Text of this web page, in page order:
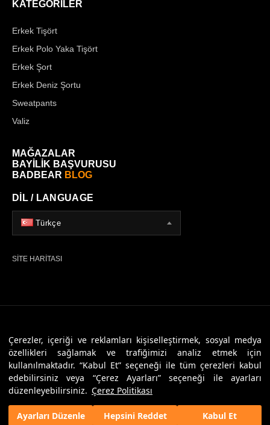
Çerezler, içeriği ve reklamları kişiselleştirmek, sosyal medya
özellikleri sağlamak ve trafiğimizi analiz etmek için
kullanılmaktadır. “Kabul Et” seçeneği ile tüm çerezleri kabul
edebilirsiniz veya “Çerez Ayarları” seçeneği ile ayarları
düzenleyebilirsiniz. Çerez Politikası
Ayarları Düzenle Hepsini Reddet Kabul Et
KATEGORİLER
Erkek Tişört
Erkek Polo Yaka Tişört
Erkek Şort
Erkek Deniz Şortu
Sweatpants
Valiz
MAĞAZALAR
BAYİLİK BAŞVURUSU
BADBEAR BLOG
DİL / LANGUAGE
Türkçe
SİTE HARİTASI